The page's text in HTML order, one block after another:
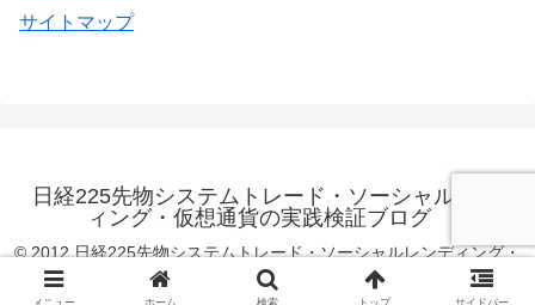
サイトマップ
日経225先物システムトレード・ソーシャルレンデ
ィング・仮想通貨の実践検証ブログ
© 2012 日経225先物システムトレード・ソーシャルレンディング・
仮想通貨の実践検証ブログ.
メニュー ホーム 検索 トップ サイドバー